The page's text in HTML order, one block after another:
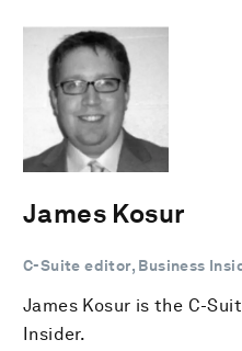
James Kosur
C-Suite editor, Business
James Kosur is the C-
Insider.